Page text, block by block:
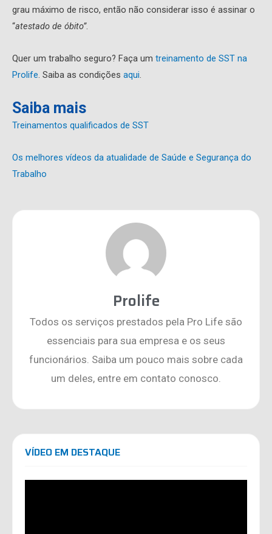
grau máximo de risco, então não considerar isso é assinar o
“atestado de óbito”.
Quer um trabalho seguro? Faça um treinamento de SST na
Prolife. Saiba as condições aqui.
Saiba mais
Treinamentos qualificados de SST
Os melhores vídeos da atualidade de Saúde e Segurança do
Trabalho
Prolife
Todos os serviços prestados pela Pro Life são
essenciais para sua empresa e os seus
funcionários. Saiba um pouco mais sobre cada
um deles, entre em contato conosco.
VÍDEO EM DESTAQUE